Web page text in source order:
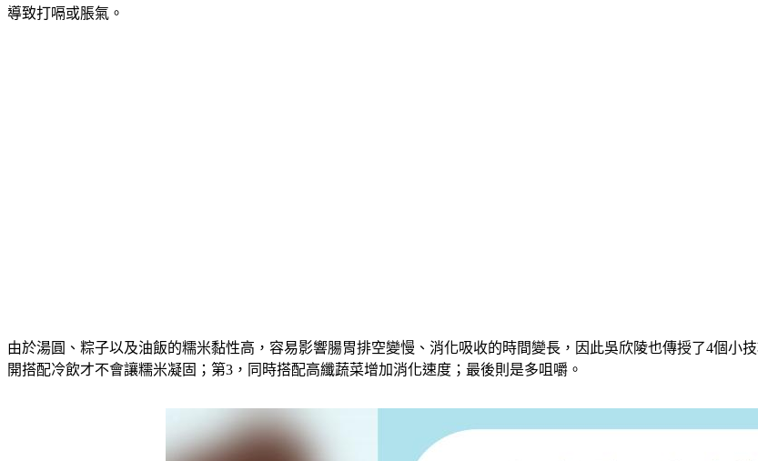
導致打嗝或脹氣。
由於湯圓、粽子以及油飯的糯米黏性高，容易影響腸胃排空變慢、消化吸收的時間變長，因此吳欣陵也傳授了4個小
開搭配冷飲才不會讓糯米凝固；第3， 同時搭配高纖蔬菜增加消化速度 ；最後則是多咀嚼 。